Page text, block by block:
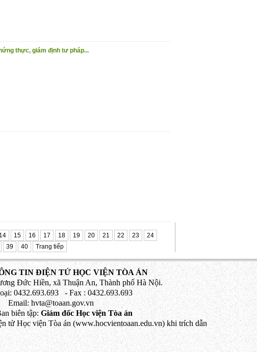
thực, giám định tư pháp...
14 15 16 17 18 19 20 21 22 23
24
39 40 Trang tiếp
TIN ĐIỆN TỬ HỌC VIỆN TÒA ÁN
Đức Hiền, xã Thuận An, Thành phố Hà Nội.
0432.693.693 - Fax : 0432.693.693
Email: hvta@toaan.gov.vn
biên tập:Giám đốc Học viện Tòa án
tử Học viện Tòa án (www.hocvientoaan.edu.vn) khi trích dẫn